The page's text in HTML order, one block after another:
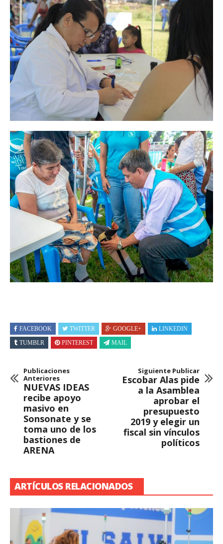
FACEBOOK TWITTER GOOGLE+
LINKEDIN
TUMBLR
PINTEREST MAIL
Publicaciones
Anteriores
NUEVAS IDEAS
recibe apoyo
masivo en
Sonsonate y se
toma uno de los
bastiones de
ARENA
Siguiente Publicar
Escobar Alas pide
a la Asamblea
aprobar el
presupuesto
2019 y elegir un
fiscal sin vínculos
políticos
ARTÍCULOS RELACIONADOS